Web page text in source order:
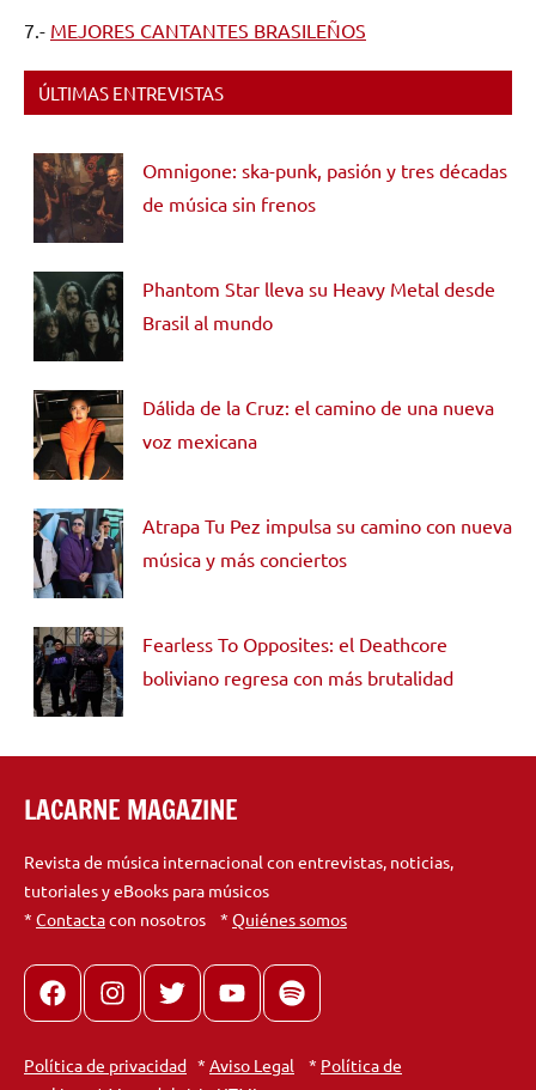
7.- MEJORES CANTANTES BRASILEÑOS
ÚLTIMAS ENTREVISTAS
Omnigone: ska-punk, pasión y tres décadas
de música sin frenos
Phantom Star lleva su Heavy Metal desde
Brasil al mundo
Dálida de la Cruz: el camino de una nueva
voz mexicana
Atrapa Tu Pez impulsa su camino con nueva
música y más conciertos
Fearless To Opposites: el Deathcore
boliviano regresa con más brutalidad
LACARNE MAGAZINE
Revista de música internacional con entrevistas, noticias,
tutoriales y eBooks para músicos
* Contactacon nosotros * Quiénes somos
FacebookInstagram
X youtubespotify
Política de privacidad * Aviso Legal * Política de